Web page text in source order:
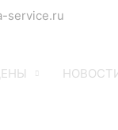
service.ru